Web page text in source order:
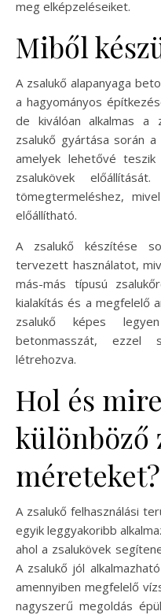
meg elképzeléseiket.
Miből
A zsalukő alapanyaga
a hagyományos
de kiválóan alkalmas a
zsalukő gyártása során
amelyek lehetővé
zsalukövek
tömegtermeléshez,
előállítható.
A zsalukő készítése
tervezett használatot,
más-más típusú
kialakítás és a megfelelő
zsalukő képes
betonmasszát,
létrehozva.
Hol és
különböző
méreteket?
A zsalukő felhasználási
egyik leggyakoribb
ahol a zsalukövek
A zsalukő jól
amennyiben megfelelő
nagyszerű megoldás